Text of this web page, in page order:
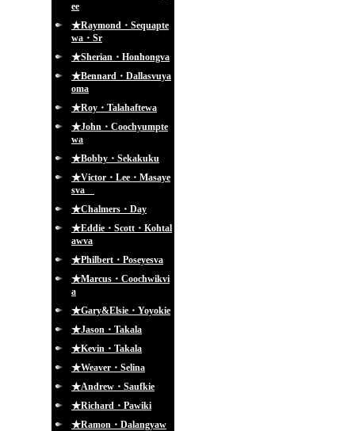
ee
★Raymond・Sequapte
wa・Sr
★Sherian・Honhongva
★Bennard・Dallasvuya
oma
★Roy・Talahaftewa
★John・Coochyumpte
wa
★Bobby・Sekakuku
★Victor・Lee・Masaye
sva
★Chalmers・Day
★Eddie・Scott・Kohtal
awva
★Philbert・Poseyesva
★Marcus・Coochwikvi
a
★Gary&Elsie・Yoyokie
★Jason・Takala
★Kevin・Takala
★Weaver・Selina
★Andrew・Saufkie
★Richard・Pawiki
★Ramon・Dalangyaw